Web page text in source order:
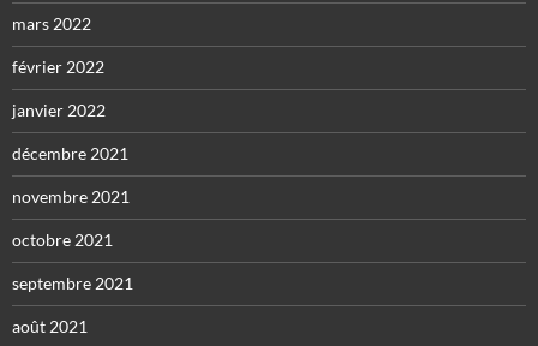
mars 2022
février 2022
janvier 2022
décembre 2021
novembre 2021
octobre 2021
septembre 2021
août 2021